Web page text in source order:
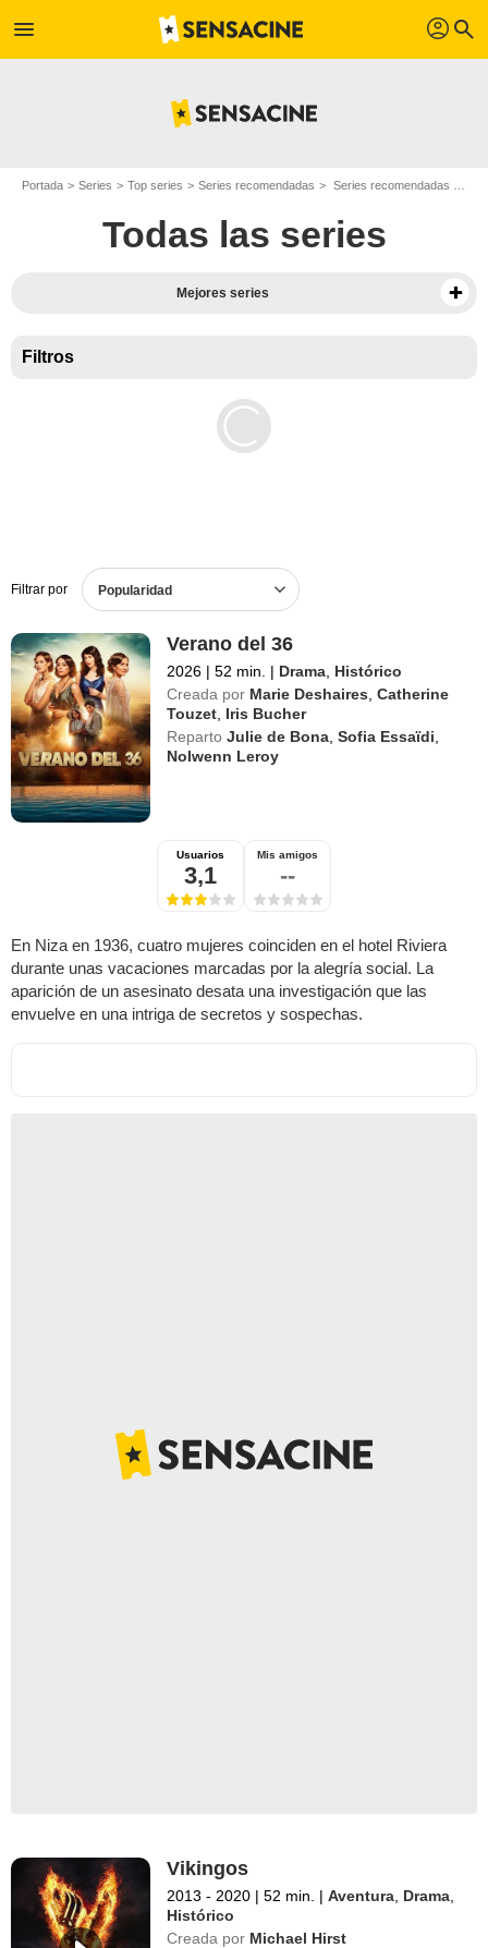
menu profil search
Portada Series Top series Series recomendadas Series recomendadas de histórico
Todas las series
Mejores series
Filtros
Filtrar por Popularidad
Verano del 36
2026 | 52 min. | Drama Histórico
Creada por Marie Deshaires ,Catherine
Touzet Iris Bucher
Reparto Julie de Bona ,Sofia Essaïdi
Nolwenn Leroy
Usuarios
3,1
Mis amigos
--
En Niza en 1936, cuatro mujeres coinciden en el hotel Riviera
durante unas vacaciones marcadas por la alegría social. La
aparición de un asesinato desata una investigación que las
envuelve en una intriga de secretos y sospechas.
Vikingos
2013 - 2020 | 52 min. | Aventura Drama
Histórico
Creada por Michael Hirst